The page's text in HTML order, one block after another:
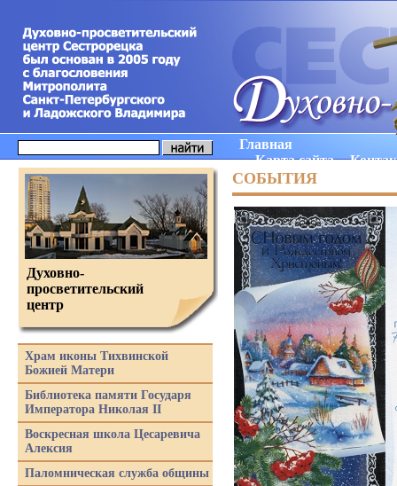
Главная
Карта сайта
СОБЫТИЯ
Духовно-
просветительский
центр
Храм иконы Тихвинской
Божией Матери
Библиотека памяти Государя
Императора Николая II
Воскресная школа Цесаревича
Алексия
Паломническая служба общины